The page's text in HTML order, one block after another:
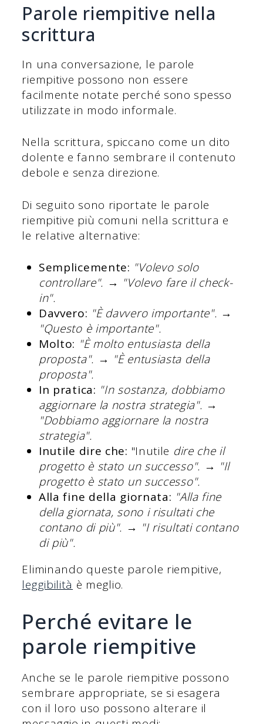
Parole riempitive nella
scrittura
In una conversazione, le parole
riempitive possono non essere
facilmente notate perché sono spesso
utilizzate in modo informale.
Nella scrittura, spiccano come un dito
dolente e fanno sembrare il contenuto
debole e senza direzione.
Di seguito sono riportate le parole
riempitive più comuni nella scrittura e
le relative alternative:
Semplicemente: "Volevo solo
controllare". → "Volevo fare il check-
in".
Davvero: "È davvero importante". →
"Questo è importante".
Molto: "È molto entusiasta della
proposta". → "È entusiasta della
proposta".
In pratica: "In sostanza, dobbiamo
aggiornare la nostra strategia". →
"Dobbiamo aggiornare la nostra
strategia".
Inutile dire che: "Inutile dire che il
progetto è stato un successo". → "Il
progetto è stato un successo".
Alla fine della giornata: "Alla fine
della giornata, sono i risultati che
contano di più". → "I risultati contano
di più".
Eliminando queste parole riempitive,
leggibilità è meglio.
Perché evitare le
parole riempitive
Anche se le parole riempitive possono
sembrare appropriate, se si esagera
con il loro uso possono alterare il